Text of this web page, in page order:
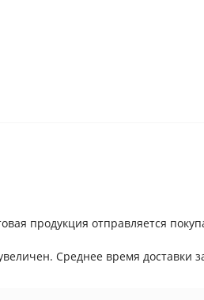
продукция отправляется
Среднее время доставки